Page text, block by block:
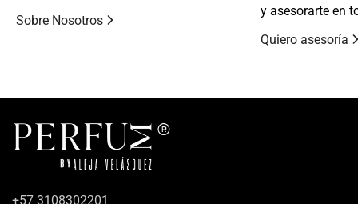
Sobre Nosotros
y asesorarte en
Quiero asesoría
+57 3108302201